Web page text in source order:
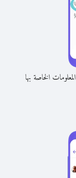
الخاصة بها